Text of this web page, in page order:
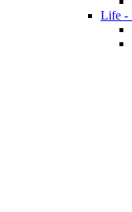
Life -